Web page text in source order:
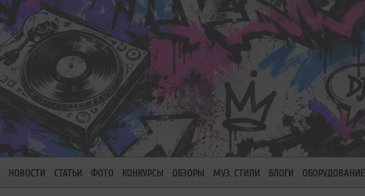
НОВОСТИ СТАТЬИ ФОТО КОНКУРСЫ ОБЗОРЫ МУЗ. СТИЛИ БЛОГИ ОБОРУДОВАНИЕ